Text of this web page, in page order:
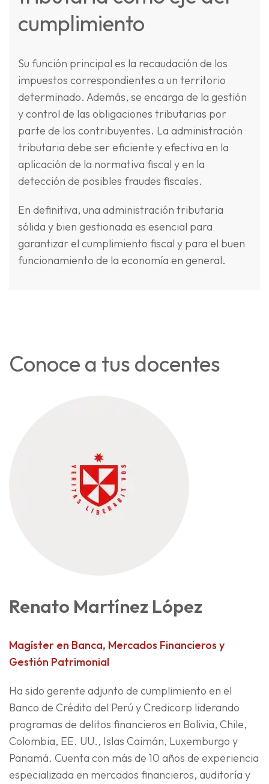
cumplimiento
Su función principal es la recaudación de los
impuestos correspondientes a un territorio
determinado. Además, se encarga de la gestión
y control de las obligaciones tributarias por
parte de los contribuyentes. La administración
tributaria debe ser eficiente y efectiva en la
aplicación de la normativa fiscal y en la
detección de posibles fraudes fiscales.
En definitiva, una administración tributaria
sólida y bien gestionada es esencial para
garantizar el cumplimiento fiscal y para el buen
funcionamiento de la economía en general.
Conoce a tus docentes
Renato Martínez López
Magíster en Banca, Mercados Financieros y
Gestión Patrimonial
Ha sido gerente adjunto de cumplimiento en el
Banco de Crédito del Perú y Credicorp liderando
programas de delitos financieros en Bolivia, Chile,
Colombia, EE. UU., Islas Caimán, Luxemburgo y
Panamá. Cuenta con más de 10 años de experiencia
especializada en mercados financieros, auditoría y